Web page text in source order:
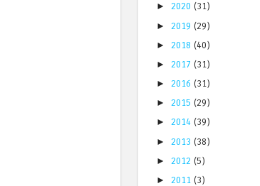
► 2020 (31)
► 2019 (29)
► 2018 (40)
► 2017 (31)
► 2016 (31)
► 2015 (29)
► 2014 (39)
► 2013 (38)
► 2012 (5)
► 2011 (3)